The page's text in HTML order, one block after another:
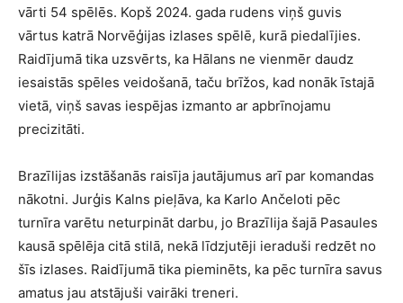
vārti 54 spēlēs. Kopš 2024. gada rudens viņš guvis
vārtus katrā Norvēģijas izlases spēlē, kurā piedalījies.
Raidījumā tika uzsvērts, ka Hālans ne vienmēr daudz
iesaistās spēles veidošanā, taču brīžos, kad nonāk īstajā
vietā, viņš savas iespējas izmanto ar apbrīnojamu
precizitāti.
Brazīlijas izstāšanās raisīja jautājumus arī par komandas
nākotni. Jurģis Kalns pieļāva, ka Karlo Ančeloti pēc
turnīra varētu neturpināt darbu, jo Brazīlija šajā Pasaules
kausā spēlēja citā stilā, nekā līdzjutēji ieraduši redzēt no
šīs izlases. Raidījumā tika pieminēts, ka pēc turnīra savus
amatus jau atstājuši vairāki treneri.